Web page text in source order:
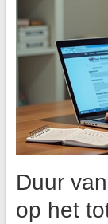
Duur
op het